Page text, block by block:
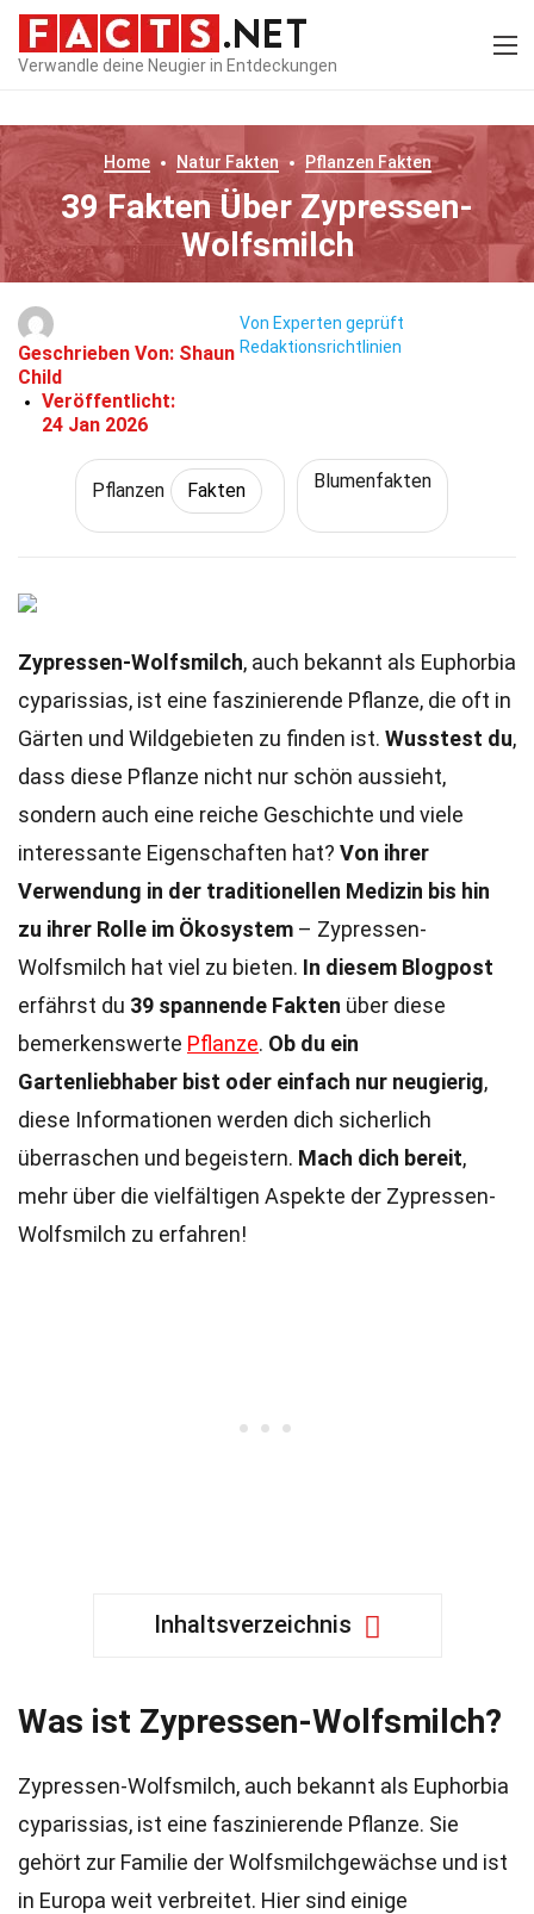
Verwandle deine Neugier in Entdeckungen
Home Natur Fakten Pflanzen Fakten
39 Fakten Über Zypressen-
Wolfsmilch
Geschrieben Von: Shaun
Child
Veröffentlicht:
24 Jan 2026
Von Experten geprüft
Redaktionsrichtlinien
Pflanzen Fakten Blumenfakten
Zypressen-Wolfsmilch, auch bekannt als Euphorbia
cyparissias, ist eine faszinierende Pflanze, die oft in
Gärten und Wildgebieten zu finden ist. Wusstest du,
dass diese Pflanze nicht nur schön aussieht,
sondern auch eine reiche Geschichte und viele
interessante Eigenschaften hat? Von ihrer
Verwendung in der traditionellen Medizin bis hin
zu ihrer Rolle im Ökosystem – Zypressen-
Wolfsmilch hat viel zu bieten. In diesem Blogpost
erfährst du 39 spannende Fakten über diese
bemerkenswerte Pflanze. Ob du ein
Gartenliebhaber bist oder einfach nur neugierig,
diese Informationen werden dich sicherlich
überraschen und begeistern. Mach dich bereit,
mehr über die vielfältigen Aspekte der Zypressen-
Wolfsmilch zu erfahren!
Inhaltsverzeichnis
Was ist Zypressen-Wolfsmilch?
Zypressen-Wolfsmilch, auch bekannt als Euphorbia
cyparissias, ist eine faszinierende Pflanze. Sie
gehört zur Familie der Wolfsmilchgewächse und ist
in Europa weit verbreitet. Hier sind einige